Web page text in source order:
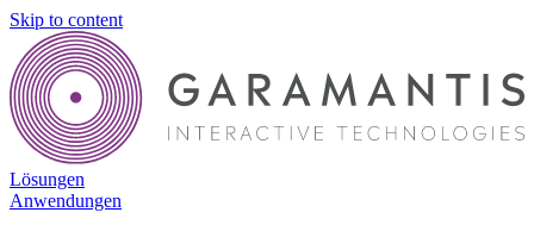
Skip to content
Lösungen
Anwendungen